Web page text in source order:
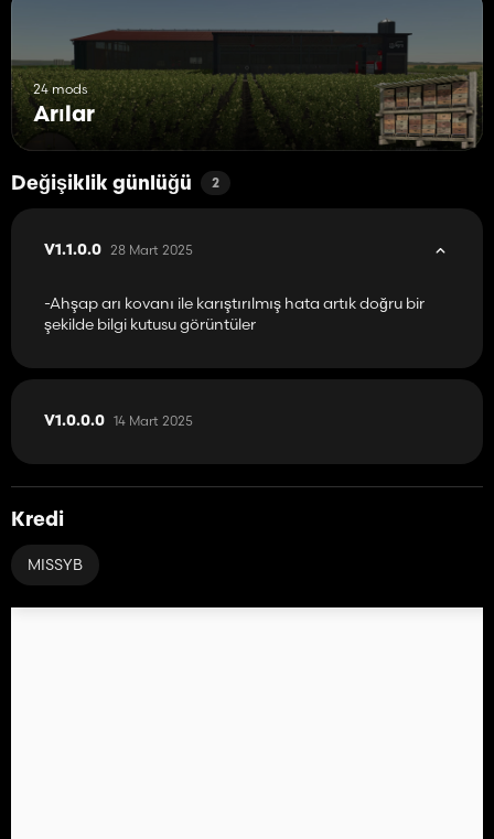
24 mods
Arılar
Değişiklik günlüğü 2
V1.1.0.0 28 Mart 2025
-Ahşap arı kovanı ile karıştırılmış hata artık doğru bir
şekilde bilgi kutusu görüntüler
V1.0.0.0 14 Mart 2025
Kredi
MISSYB